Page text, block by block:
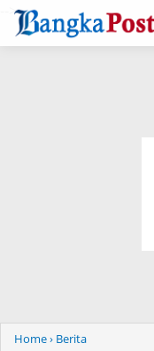
-->
Home› Berita